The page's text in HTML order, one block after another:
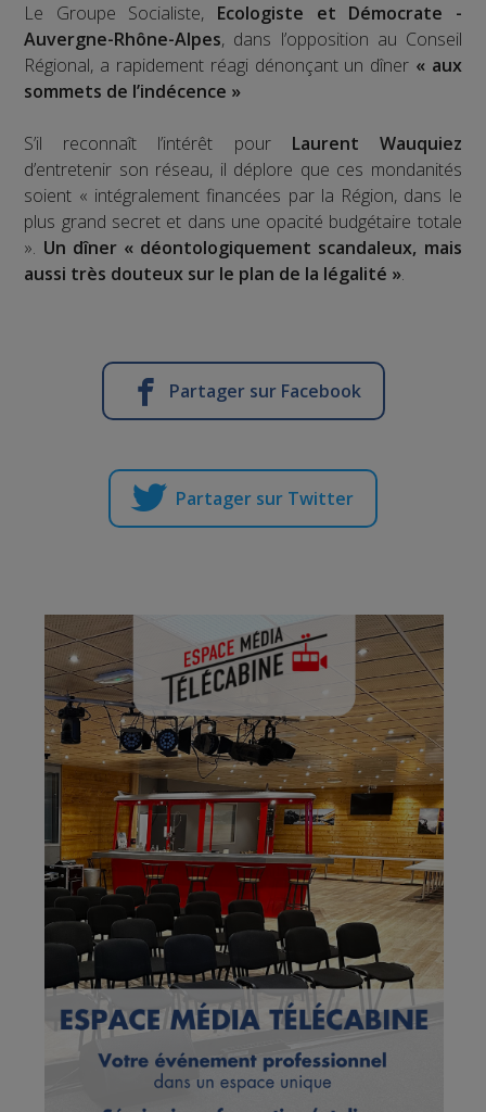
Le Groupe Socialiste, Ecologiste et Démocrate -
Auvergne-Rhône-Alpes, dans l’opposition au Conseil
Régional, a rapidement réagi dénonçant un dîner « aux
sommets de l’indécence »
S’il reconnaît l’intérêt pour Laurent Wauquiez
d’entretenir son réseau, il déplore que ces mondanités
soient « intégralement financées par la Région, dans le
plus grand secret et dans une opacité budgétaire totale
». Un dîner « déontologiquement scandaleux, mais
aussi très douteux sur le plan de la légalité ».
Partager sur Facebook
Partager sur Twitter